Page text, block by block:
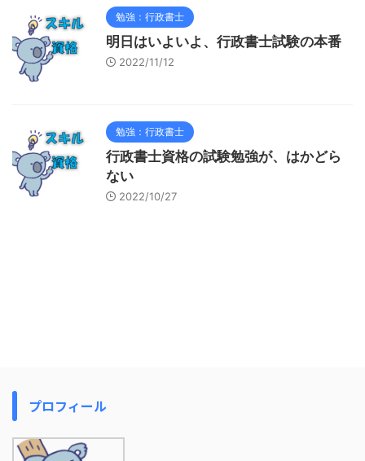
勉強：行政書士
明日はいよいよ、行政書士試験の本番
2022/11/12
勉強：行政書士
行政書士資格の試験勉強が、はかどら
ない
2022/10/27
プロフィール